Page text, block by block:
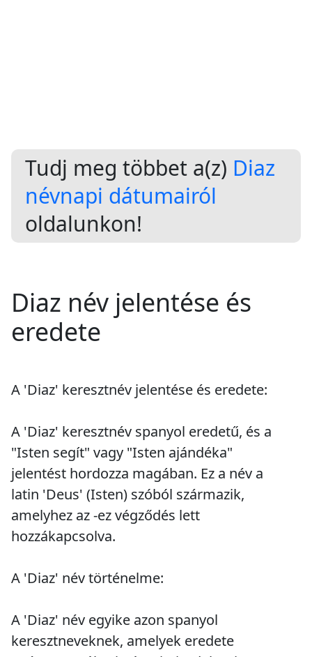
Tudj meg többet a(z) Diaz
névnapi dátumairól
oldalunkon!
Diaz név jelentése és
eredete
A 'Diaz' keresztnév jelentése és eredete:
A 'Diaz' keresztnév spanyol eredetű, és a
"Isten segít" vagy "Isten ajándéka"
jelentést hordozza magában. Ez a név a
latin 'Deus' (Isten) szóból származik,
amelyhez az -ez végződés lett
hozzákapcsolva.
A 'Diaz' név történelme:
A 'Diaz' név egyike azon spanyol
keresztneveknek, amelyek eredete